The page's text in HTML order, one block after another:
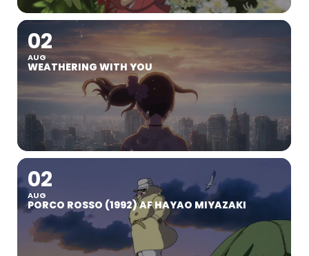
02
AUG
WEATHERING WITH YOU
02
AUG
PORCO ROSSO (1992) AF HAYAO MIYAZAKI